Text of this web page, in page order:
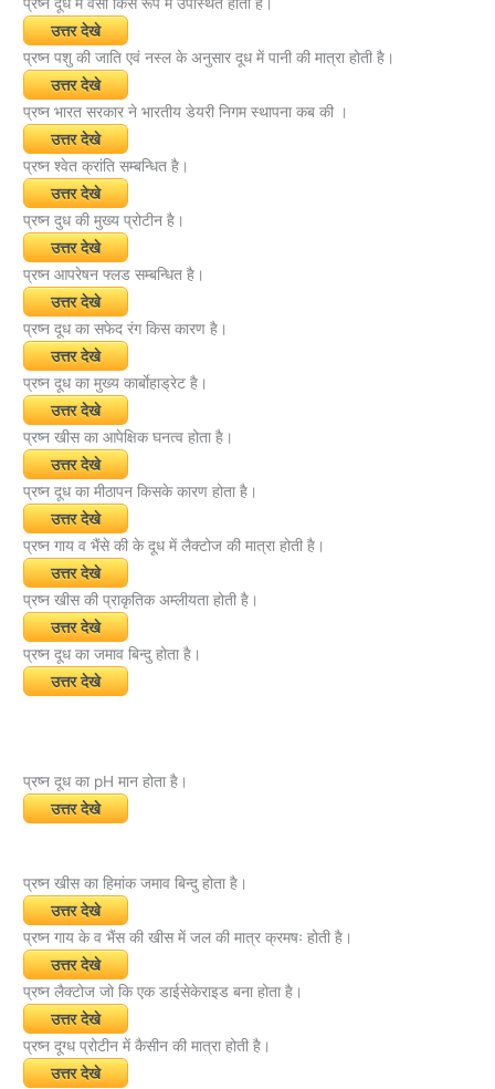
उत्तर देखे
प्रष्न पशु की जाति एवं नस्ल के अनुसार दूध में पानी की मात्रा होती है।
उत्तर देखे
प्रष्न भारत सरकार ने भारतीय डेयरी निगम स्थापना कब की ।
उत्तर देखे
प्रष्न श्वेत क्रांति सम्बन्धित है।
उत्तर देखे
प्रष्न दुध की मुख्य प्रोटीन है।
उत्तर देखे
प्रष्न आपरेषन फ्लड सम्बन्धित है।
उत्तर देखे
प्रष्न दूध का सफेद रंग किस कारण है।
उत्तर देखे
प्रष्न दूध का मुख्य कार्बाेहाड्रेट है।
उत्तर देखे
प्रष्न खीस का आपेक्षिक घनत्व होता है।
उत्तर देखे
प्रष्न दूध का मीठापन किसके कारण होता है।
उत्तर देखे
प्रष्न गाय व भैंसे की के दूध में लैक्टोज की मात्रा होती है।
उत्तर देखे
प्रष्न खीस की प्राकृतिक अम्लीयता होती है।
उत्तर देखे
प्रष्न दूध का जमाव बिन्दु होता है।
उत्तर देखे
प्रष्न दूध का pH मान होता है।
उत्तर देखे
प्रष्न खीस का हिमांक जमाव बिन्दु होता है।
उत्तर देखे
प्रष्न गाय के व भैंस की खीस में जल की मात्र क्रमषः होती है।
उत्तर देखे
प्रष्न लैक्टोज जो कि एक डाईसेकेराइड बना होता है।
उत्तर देखे
प्रष्न दूग्ध प्रोटीन में कैसीन की मात्रा होती है।
उत्तर देखे